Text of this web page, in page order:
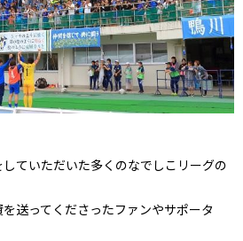
ていただいた多くのなでしこリーグの
送ってくださったファンやサポータ